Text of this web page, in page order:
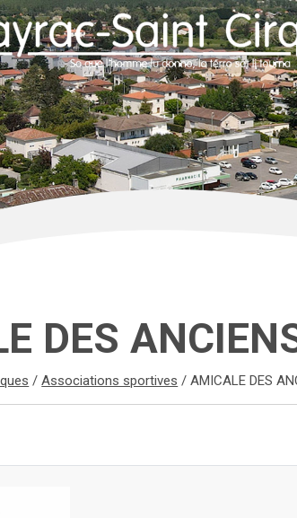
DES
/Associations sportives /AMICALE DES